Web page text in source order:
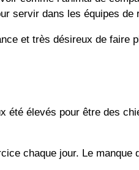
servir dans les équipes de
et très désireux de faire
élevés pour être des
chaque jour. Le manque